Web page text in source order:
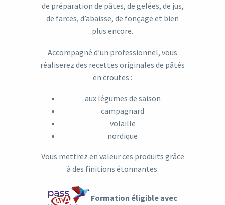
de préparation de pâtes, de gelées, de jus,
de farces, d’abaisse, de fonçage et bien
plus encore.
Accompagné d’un professionnel, vous
réaliserez des recettes originales de pâtés
en croutes :
aux légumes de saison
campagnard
volaille
nordique
Vous mettrez en valeur ces produits grâce
à des finitions étonnantes.
Formation éligible avec